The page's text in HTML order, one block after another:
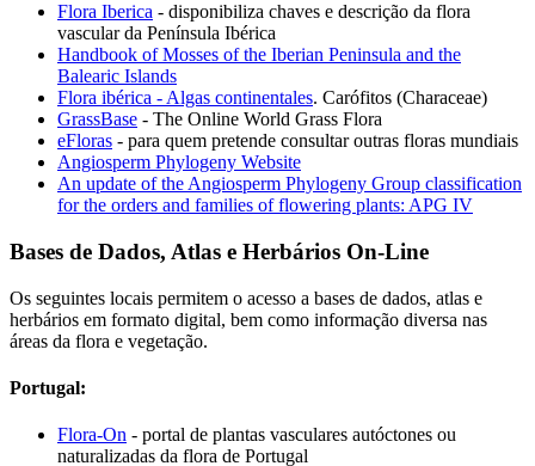
Flora Iberica - disponibiliza chaves e descrição da flora
vascular da Península Ibérica
Handbook of Mosses of the Iberian Peninsula and the
Balearic Islands
Flora ibérica - Algas continentales. Carófitos (Characeae)
GrassBase - The Online World Grass Flora
eFloras - para quem pretende consultar outras floras mundiais
Angiosperm Phylogeny Website
An update of the Angiosperm Phylogeny Group classification
for the orders and families of flowering plants: APG IV
Bases de Dados, Atlas e Herbários On-Line
Os seguintes locais permitem o acesso a bases de dados, atlas e
herbários em formato digital, bem como informação diversa nas
áreas da flora e vegetação.
Portugal:
Flora-On - portal de plantas vasculares autóctones ou
naturalizadas da flora de Portugal